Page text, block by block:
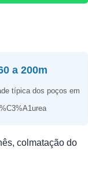
a 200m
típica dos poços em
%C3%A1urea
colmatação do